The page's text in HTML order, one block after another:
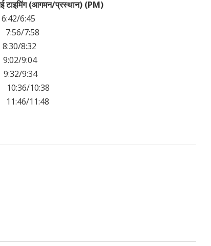
(आगमन/प्रस्थान) (PM)
6:45
7:58
8:32
9:34
10:38
11:48